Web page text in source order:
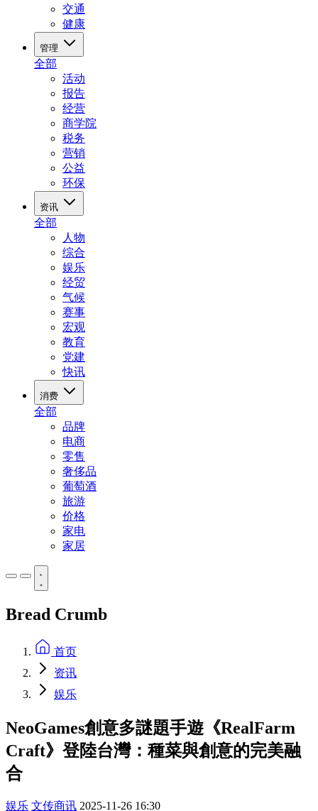
交通
健康
管理
全部
活动
报告
经营
商学院
税务
营销
公益
环保
资讯
全部
人物
综合
娱乐
经贸
气候
赛事
宏观
教育
党建
快讯
消费
全部
品牌
电商
零售
奢侈品
葡萄酒
旅游
价格
家电
家居
Bread Crumb
首页
资讯
娱乐
NeoGames創意多謎題手遊《RealFarm
Craft》登陸台灣：種菜與創意的完美融
合
娱乐 文传商讯 2025-11-26 16:30